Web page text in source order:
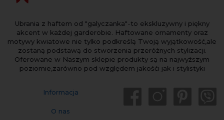
Ubrania z haftem od "galyczanka"-to ekskluzywny i piękny
akcent w każdej garderobie. Haftowane ornamenty oraz
motywy kwiatowe nie tylko podkreślą Twoją wyjątkowość,ale
zostaną podstawą do stworzenia przeróżnych stylizacji.
Oferowane w Naszym sklepie produkty są na najwyższym
poziomie,zarówno pod względem jakośći jak i stylistyki
Informacja
O nas